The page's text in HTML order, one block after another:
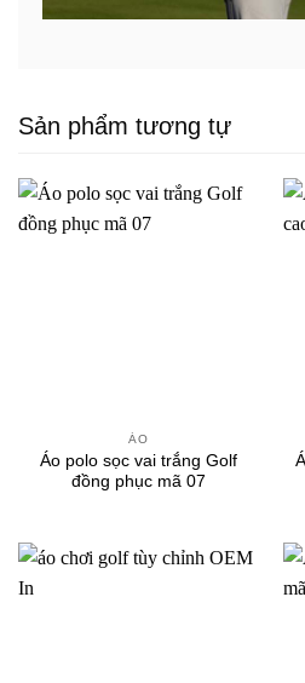
Sản phẩm tương tự
ÁO
Áo polo sọc vai trắng Golf
đồng phục mã 07